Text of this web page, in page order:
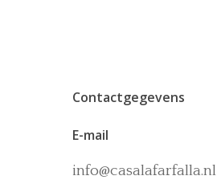
Contactgegevens
E-mail
info@casalafarfalla.nl